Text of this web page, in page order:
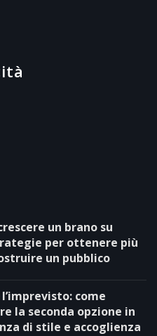
un brano su
per ottenere più
un pubblico
come
la seconda opzione in
di stile e accoglienza